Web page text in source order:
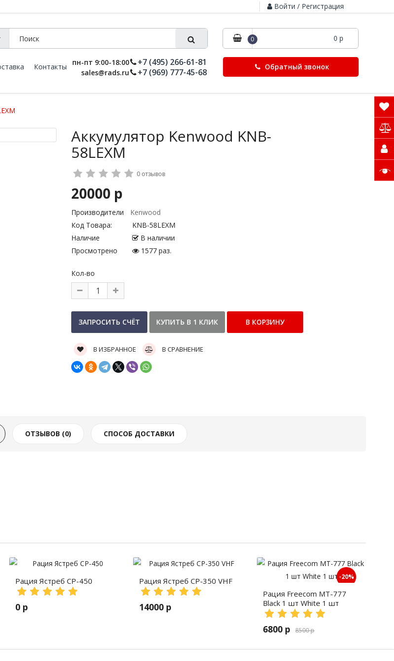
Войти / Регистрация
0 0 р
Контакты
пн-пт 9:00-18:00
sales@rads.ru
+7 (495) 266-61-81
+7 (969) 777-45-68
Обратный звонок
Аккумулятор Kenwood KNB-
58LEXM
0 отзывов
20000 р
Производители
Kenwood
Код Товара:
KNB-58LEXM
Наличие
В наличии
Просмотрено
1577 раз.
Кол-во
В ИЗБРАННОЕ В СРАВНЕНИЕ
ОТЗЫВОВ (0) СПОСОБ ДОСТАВКИ
Рация Ястреб СР-450
0 р
Рация Ястреб СР-350 VHF
14000 р
-20%
Рация Freecom MT-777
Black 1 шт White 1 шт
6800 р 8500 р